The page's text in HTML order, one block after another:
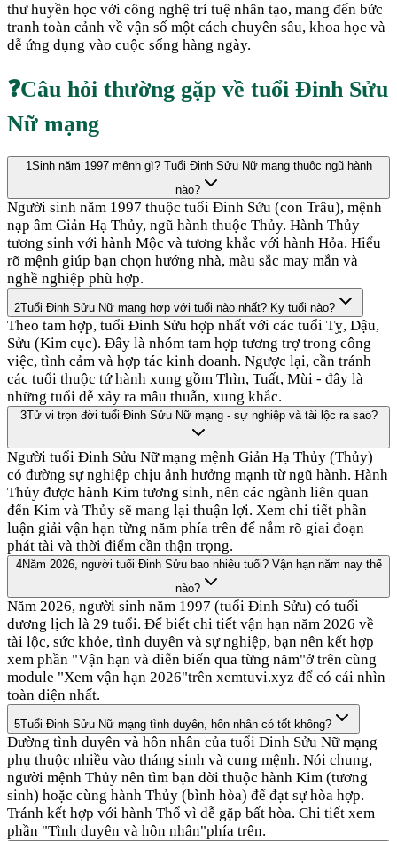
thư huyền học với công nghệ trí tuệ nhân tạo, mang đến bức
tranh toàn cảnh về vận số một cách chuyên sâu, khoa học và
dễ ứng dụng vào cuộc sống hàng ngày.
❓Câu hỏi thường gặp về tuổi Đinh Sửu
Nữ mạng
1Sinh năm 1997 mệnh gì? Tuổi Đinh Sửu Nữ mạng thuộc ngũ hành
nào?
Người sinh năm 1997 thuộc tuổi Đinh Sửu (con Trâu), mệnh
nạp âm Giản Hạ Thủy, ngũ hành thuộc Thủy. Hành Thủy
tương sinh với hành Mộc và tương khắc với hành Hỏa. Hiểu
rõ mệnh giúp bạn chọn hướng nhà, màu sắc may mắn và
nghề nghiệp phù hợp.
2Tuổi Đinh Sửu Nữ mạng hợp với tuổi nào nhất? Kỵ tuổi nào?
Theo tam hợp, tuổi Đinh Sửu hợp nhất với các tuổi Tỵ, Dậu,
Sửu (Kim cục). Đây là nhóm tam hợp tương trợ trong công
việc, tình cảm và hợp tác kinh doanh. Ngược lại, cần tránh
các tuổi thuộc tứ hành xung gồm Thìn, Tuất, Mùi - đây là
những tuổi dễ xảy ra mâu thuẫn, xung khắc.
3Tử vi trọn đời tuổi Đinh Sửu Nữ mạng - sự nghiệp và tài lộc ra sao?
Người tuổi Đinh Sửu Nữ mạng mệnh Giản Hạ Thủy (Thủy)
có đường sự nghiệp chịu ảnh hưởng mạnh từ ngũ hành. Hành
Thủy được hành Kim tương sinh, nên các ngành liên quan
đến Kim và Thủy sẽ mang lại thuận lợi. Xem chi tiết phần
luận giải vận hạn từng năm phía trên để nắm rõ giai đoạn
phát tài và thời điểm cần thận trọng.
4Năm 2026, người tuổi Đinh Sửu bao nhiêu tuổi? Vận hạn năm nay thế
nào?
Năm 2026, người sinh năm 1997 (tuổi Đinh Sửu) có tuổi
dương lịch là 29 tuổi. Để biết chi tiết vận hạn năm 2026 về
tài lộc, sức khỏe, tình duyên và sự nghiệp, bạn nên kết hợp
xem phần "Vận hạn và diễn biến qua từng năm"ở trên cùng
module "Xem vận hạn 2026"trên xemtuvi.xyz để có cái nhìn
toàn diện nhất.
5Tuổi Đinh Sửu Nữ mạng tình duyên, hôn nhân có tốt không?
Đường tình duyên và hôn nhân của tuổi Đinh Sửu Nữ mạng
phụ thuộc nhiều vào tháng sinh và cung mệnh. Nói chung,
người mệnh Thủy nên tìm bạn đời thuộc hành Kim (tương
sinh) hoặc cùng hành Thủy (bình hòa) để đạt sự hòa hợp.
Tránh kết hợp với hành Thổ vì dễ gặp bất hòa. Chi tiết xem
phần "Tình duyên và hôn nhân"phía trên.